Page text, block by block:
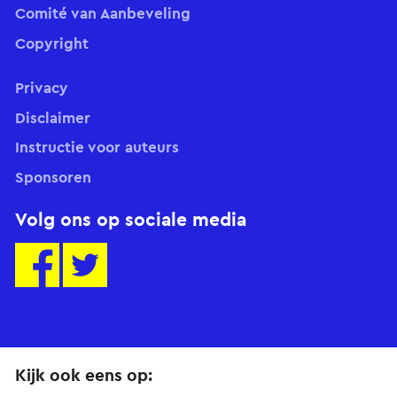
Comité van Aanbeveling
Copyright
Volg ons op sociale media
Privacy
Disclaimer
Instructie voor auteurs
Sponsoren
Kijk ook eens op: